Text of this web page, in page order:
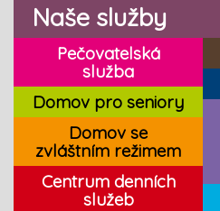
Naše služby
Pečovatelská
služba
Domov pro seniory
Domov se
zvláštním režimem
Centrum denních
služeb